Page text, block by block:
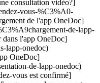
consultation vidéo?]
vous-%C3%A0-
de l'app OneDoc]
de-lapp-
l'app OneDoc]
lapp-onedoc)
OneDoc]
de-lapp-onedoc)
plus de rendez-vous *error\_outline* Une erreur s'est produite lors du chargement des disponibilités [Réessayer](https://www.onedoc.ch) Expertises:[Check-up | bilan de santé](https://www.onedoc.ch/fr/check-up-bilan-de-sante/neuchatel), [Urgence en médecine générale](https://www.onedoc.ch/fr/urgence-en-medecine-generale/neuchatel), [Check-up sanguin](https://www.onedoc.ch/fr/check-up-sanguin/neuchatel)Voir plus [![Dr. Fabien Ribot, médecin généraliste à Yverdon-les-Bains](https://assets.onedoc.ch/images/users/93e5bf553a2df284e6dc32311e1b4f63b6535ef0982be451c1882d576ac4cf76-small.jpg "Dr. Fabien Ribot, médecin généraliste à Yverdon-les-Bains")](https://www.onedoc.ch/fr/medecin-generaliste/yverdon-les-bains/pbijw/dr-fabien-ribot) ### [Dr. Fabien Ribot](https://www.onedoc.ch/fr/medecin-generaliste/yverdon-les-bains/pbijw/dr-fabien-ribot) ![Badge indiquant un profil vérifié](https://www.onedoc.ch/assets/images/icons/checkmark.svg) [Médecin généraliste](https://www.onedoc.ch/fr/medecin-generaliste/yverdon-les-bains) [La Permanence d'Y-Parc](https://www.onedoc.ch/fr/centre-medical/yverdon-les-bains/evm8/la-permanence-d-y-parc) Avenue des Sciences 2 1400 Yverdon-les-Bains ![Icône patient avec un signe moins annonçant que le professionnel n’accepte pas de nouveaux patients](https://www.onedoc.ch/assets/images/icons/no-new-patients.svg)N'accepte pas de nouveaux patients [Réserver un RDV](https://www.onedoc.ch/fr/medecin-generaliste/yverdon-les-bains/pbijw/dr-fabien-ribot) *chevron\_left* ven. 07 août *chevron\_right* Voir plus de rendez-vous *error\_outline* Une erreur s'est produite lors du chargement des disponibilités [Réessayer](https://www.onedoc.ch) [![Dr. Jean Gabriel Jeannot, spécialiste en médecine interne générale à Neuchâtel](https://assets.onedoc.ch/images/users/a588ba9f416c069714cde136f0a5f35a47ef0839538ff95e35c483e9acffc598-small.jpg "Dr. Jean Gabriel Jeannot, spécialiste en médecine interne générale à Neuchâtel")](https://www.onedoc.ch/fr/specialiste-en-medecine-interne-generale/neuchatel/pxzs/dr-jean-gabriel-jeannot) ### [Dr. Jean Gabriel Jeannot](https://www.onedoc.ch/fr/specialiste-en-medecine-interne-generale/neuchatel/pxzs/dr-jean-gabriel-jeannot) ![Badge indiquant un profil vérifié](https://www.onedoc.ch/assets/images/icons/checkmark.svg) [Spécialiste en médecine interne générale](https://www.onedoc.ch/fr/specialiste-en-medecine-interne-generale/neuchatel) [Cabinet Dr Jeannot](https://www.onedoc.ch/fr/cabinet-medical/neuchatel/ep7f/cabinet-dr-jeannot) Faubourg du Lac 12 2000 Neuchâtel ![Icône caméra avec un symbole lecture annonçant que le professionnel de santé propose des consultations vidéo](https://www.onedoc.ch/assets/images/icons/video-consultations.svg)Consultations vidéo disponibles ![Icône patient avec un signe moins annonçant que le professionnel n’accepte pas de nouveaux patients](https://www.onedoc.ch/assets/images/icons/no-new-patients.svg)N'accepte pas de nouveaux patients [Réserver un RDV](https://www.onedoc.ch/fr/specialiste-en-medecine-interne-generale/neuchatel/pxzs/dr-jean-gabriel-jeannot) [![Dr. Jonathan Margalith, spécialiste en médecine esthétique à Neuchâtel](https://assets.onedoc.ch/images/users/d7025a7dc1092fffb71774032b48ecd9ef1b7c31efb9050fda42fdd3d7fc7c4a-small.png "Dr. Jonathan Margalith, spécialiste en médecine esthétique à Neuchâtel")](https://www.onedoc.ch/fr/specialiste-en-medecine-esthetique/neuchatel/pcqgt/dr-jonathan-margalith) ### [Dr. Jonathan Margalith](https://www.onedoc.ch/fr/specialiste-en-medecine-esthetique/neuchatel/pcqgt/dr-jonathan-margalith) ![Badge indiquant un profil vérifié](https://www.onedoc.ch/assets/images/icons/checkmark.svg) [Spécialiste en médecine esthétique](https://www.onedoc.ch/fr/specialiste-en-medecine-esthetique/neuchatel), [Médecin généraliste](https://www.onedoc.ch/fr/medecin-generaliste/neuchatel) [JOUVENCE](https://www.onedoc.ch/fr/cabinet-medical/neuchatel/e9wo/jouvence) Rue de l'Hôpital 18 2000 Neuchâtel ![Icône patient avec un signe plus annonçant que le professionnel accepte de nouveaux patients](https://www.onedoc.ch/assets/images/icons/new-patients.svg)Accepte les nouveaux patients [Réserver un RDV](https://www.onedoc.ch/fr/specialiste-en-medecine-esthetique/neuchatel/pcqgt/dr-jonathan-margalith) Expertises:[Injection de toxine botulique](https://www.onedoc.ch/fr/injection-de-toxine-botulique/neuchatel), [Injection d'acide hyaluronique](https://www.onedoc.ch/fr/injection-d-acide-hyaluronique/neuchatel), [Hyperhidrose | Transpiration excessive](https://www.onedoc.ch/fr/hyperhidrose-transpiration-excessive/neuchatel), [Médecine morphologique et anti-âge](https://www.onedoc.ch/fr/medecine-morphologique-et-anti-age/neuchatel), [Injection de plasma riche en plaquettes | PRP | Vampire Lift](https://www.onedoc.ch/fr/injection-de-plasma-riche-en-plaquettes-prp-vampire-lift/neuchatel), [Laser esthétique](https://www.onedoc.ch/fr/laser-esthetique/neuchatel)Voir plus